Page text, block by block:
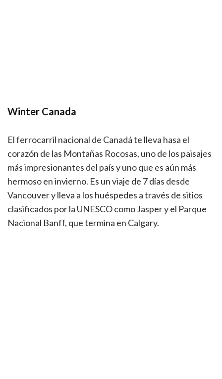
Winter Canada
El ferrocarril nacional de Canadá te lleva hasa el
corazón de las Montañas Rocosas, uno de los paisajes
más impresionantes del país y uno que es aún más
hermoso en invierno. Es un viaje de 7 días desde
Vancouver y lleva a los huéspedes a través de sitios
clasificados por la UNESCO como Jasper y el Parque
Nacional Banff, que termina en Calgary.